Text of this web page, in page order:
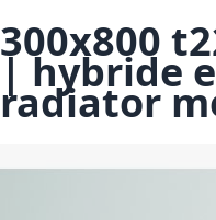
300x800
| hybride
radiator